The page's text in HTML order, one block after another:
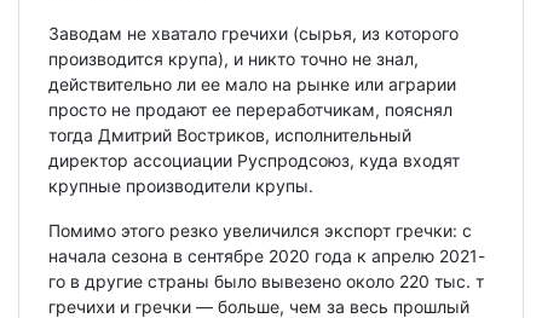
Заводам не хватало гречихи (сырья, из которого
производится крупа), и никто точно не знал,
действительно ли ее мало на рынке или аграрии
просто не продают ее переработчикам, пояснял
тогда Дмитрий Востриков, исполнительный
директор ассоциации Руспродсоюз, куда входят
крупные производители крупы.
Помимо этого резко увеличился экспорт гречки: с
начала сезона в сентябре 2020 года к апрелю 2021-
го в другие страны было вывезено около 220 тыс. т
гречихи и гречки — больше, чем за весь прошлый